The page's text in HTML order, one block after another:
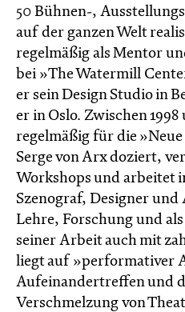
50 Bühnen-,
auf der ganzen Welt
regelmäßig als Mentor
bei »The Watermill
er sein Design Studio in
er in Oslo. Zwischen
regelmäßig für die
Serge von Arx doziert,
Workshops und arbeitet
Szenograf, Designer
Lehre, Forschung und
seiner Arbeit auch mit
liegt auf »performativer
Aufeinandertreffen und
Verschmelzung von